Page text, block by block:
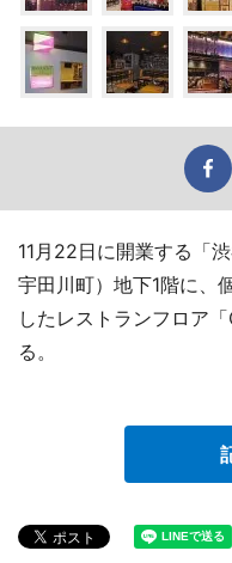
11月22日に開業する「
宇田川町）地下1階に、
したレストランフロア
る。